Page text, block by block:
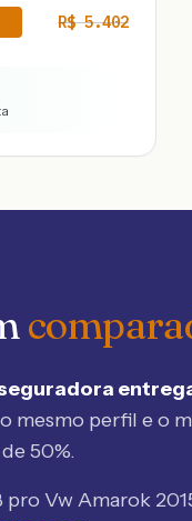
R$5.402
mesmo perfil e o
50%.
pro Vw Amarok